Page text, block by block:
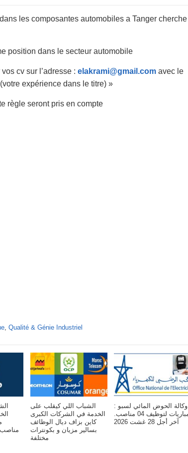
les composantes automobiles a Tanger cherche
position dans le secteur automobile
cv sur l’adresse : elakrami@gmail.com avec le
expérience dans le titre) »
règle seront pris en compte
, Qualité & Génie Industriel
الشباب اللي كيقلب على
الخدمة في الشركات الكبرى
كاين بزاف ديال الوظائف
بسالير مزيان و بكونترات
مختلفة
وكالة الحوض المائي لسبو :
مباريات لتوظيف 04 مناصب.
آخر أجل 28 غشت 2026